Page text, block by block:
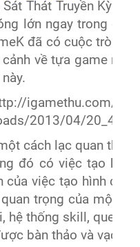
Thát Truyền Kỳ
lớn ngay trong
đã có cuộc trò
về tựa game
cách lạc quan thì ở
đó có việc tạo hệ
của việc tạo hình các
trọng của một
hệ thống skill, quest
bàn thảo và vạch